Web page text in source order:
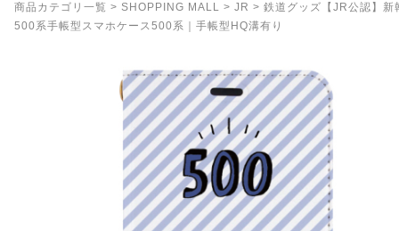
商品カテゴリ一覧 > SHOPPING MALL > JR > 鉄道グッズ【JR公認】新
500系手帳型スマホケース500系｜手帳型HQ溝有り